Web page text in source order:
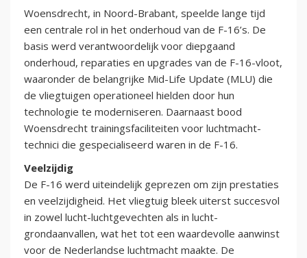
Woensdrecht, in Noord-Brabant, speelde lange tijd
een centrale rol in het onderhoud van de F-16’s. De
basis werd verantwoordelijk voor diepgaand
onderhoud, reparaties en upgrades van de F-16-vloot,
waaronder de belangrijke Mid-Life Update (MLU) die
de vliegtuigen operationeel hielden door hun
technologie te moderniseren. Daarnaast bood
Woensdrecht trainingsfaciliteiten voor luchtmacht-
technici die gespecialiseerd waren in de F-16.
Veelzijdig
De F-16 werd uiteindelijk geprezen om zijn prestaties
en veelzijdigheid. Het vliegtuig bleek uiterst succesvol
in zowel lucht-luchtgevechten als in lucht-
grondaanvallen, wat het tot een waardevolle aanwinst
voor de Nederlandse luchtmacht maakte. De